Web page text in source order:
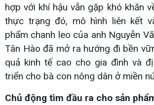
hợp với khí hậu vẫn gặp khó khăn
thực trạng đó, mô hình liên kết
phẩm chanh leo của anh Nguyễn
Tân Hào đã mở ra hướng đi bền
quả kinh tế cao cho gia đình và
triển cho bà con nông dân ở miền
Chủ động tìm đầu ra cho sản